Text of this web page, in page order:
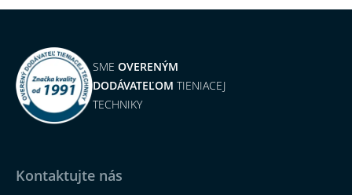
SME OVERENÝM
DODÁVATEĽOM TIENIACEJ
TECHNIKY
Kontaktujte nás